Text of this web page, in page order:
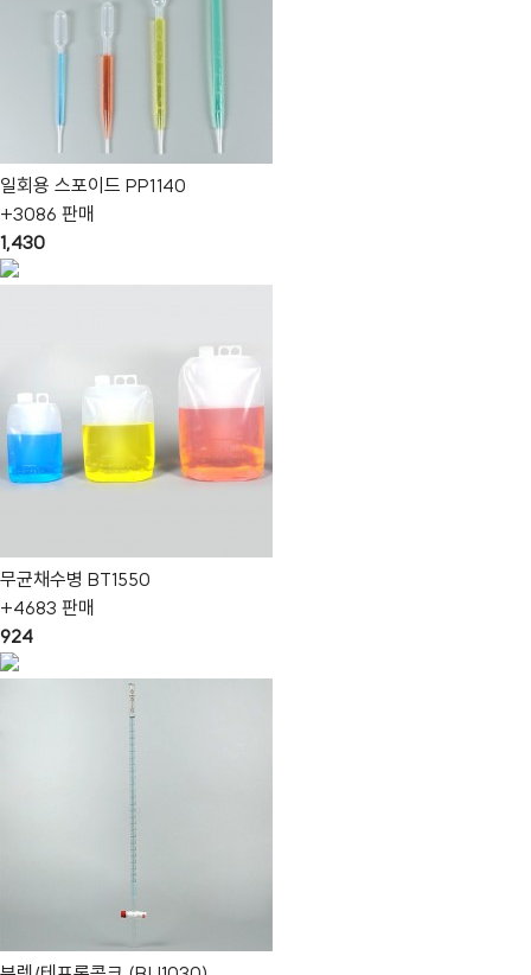
일회용 스포이드 PP1140
+3086 판매
1,430
무균채수병 BT1550
+4683 판매
924